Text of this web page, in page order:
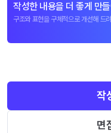
작성한 내용을 더 좋게 만
구조와 표현을 구체적으로 개선해 드
작
면